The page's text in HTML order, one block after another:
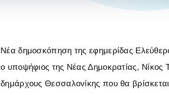
Νέα δημοσκόπηση της εφημερίδας
ο υποψήφιος της Νέας Δημοκρατίας, Νίκος
δημάρχους Θεσσαλονίκης που θα